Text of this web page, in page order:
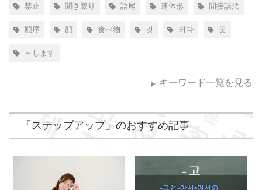
禁止 聞き取り 語尾 連体形 間接話法
順序 顔 食べ物 것 되다 못
～します
キーワード一覧を見る
「 ステップアップ」のおすすめ記事